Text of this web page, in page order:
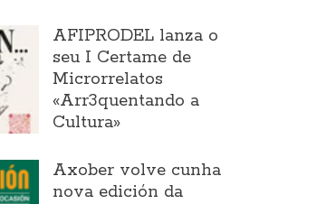
AFIPRODEL lanza o
seu I Certame de
Microrrelatos
«Arr3quentando a
Cultura»
Axober volve cunha
nova edición da